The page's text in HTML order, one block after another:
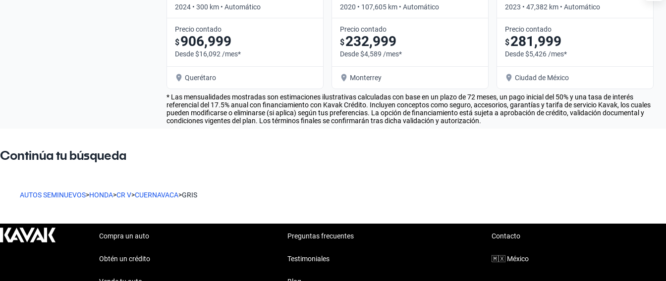
2024 • 300 km • Automático
Precio contado
$906,999
Desde $16,092 /mes*
Querétaro
2020 • 107,605 km • Automático
Precio contado
$232,999
Desde $4,589 /mes*
Monterrey
2023 • 47,382 km • Automático
Precio contado
$281,999
Desde $5,426 /mes*
Ciudad de México
* Las mensualidades mostradas son estimaciones ilustrativas calculadas con base en un plazo de 72 meses, un pago inicial del 50% y una tasa de interés
referencial del 17.5% anual con financiamiento con Kavak Crédito. Incluyen conceptos como seguro, accesorios, garantías y tarifa de servicio Kavak, los cuales
pueden modificarse o eliminarse (si aplica) según tus preferencias. La opción de financiamiento está sujeta a aprobación de crédito, validación documental y
condiciones vigentes del plan. Los términos finales se confirmarán tras dicha validación y autorización.
Continúa tu búsqueda
AUTOS SEMINUEVOS>HONDA>CR V>CUERNAVACA>GRIS
Compra un auto
Obtén un crédito
Preguntas frecuentes
Testimoniales
Contacto
🇲🇽 México